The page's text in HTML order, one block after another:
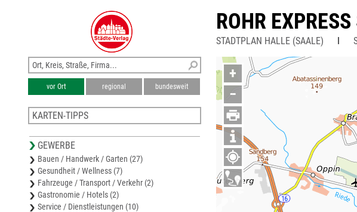
ROHR
STADTPLAN HALLE (SAALE)
+
−
vor Ort regional bundesweit
KARTEN-TIPPS
Stadtplan Bitterfeld-Wolfen
Karte Anhalt-Bitterfeld
Stadtplan Köthen
Stadtplan Merseburg
GEWERBE
Bauen / Handwerk / Garten (27)
Gesundheit / Wellness (7)
Fahrzeuge / Transport / Verkehr (2)
Gastronomie / Hotels (2)
Service / Dienstleistungen (10)